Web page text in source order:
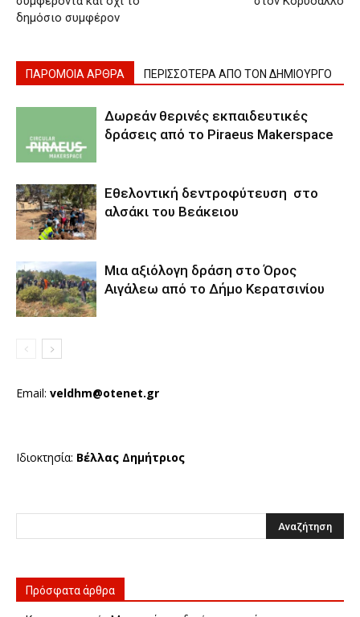
δημόσιο συμφέρον
ΠΑΡΟΜΟΙΑ ΑΡΘΡΑ ΠΕΡΙΣΣΟΤΕΡΑ ΑΠΟ ΤΟΝ ΔΗΜΙΟΥΡΓΟ
Δωρεάν θερινές εκπαιδευτικές
δράσεις από τo Piraeus Makerspace
Eθελοντική δεντροφύτευση στο
αλσάκι του Βεάκειου
Μια αξιόλογη δράση στο Όρος
Αιγάλεω από το Δήμο Κερατσινίου
Email: veldhm@otenet.gr
Ιδιοκτησία: Βέλλας Δημήτριος
Πρόσφατα άρθρα